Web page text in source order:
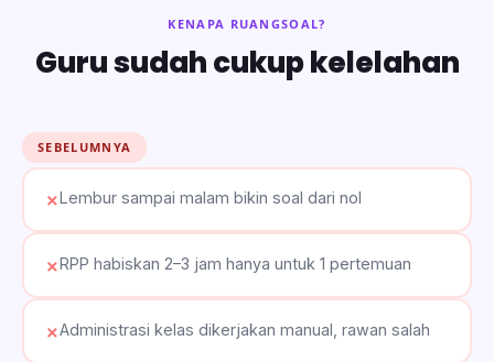
KENAPA RUANGSOAL?
Guru sudah cukup kelelahan
SEBELUMNYA
✗Lembur sampai malam bikin soal dari nol
✗RPP habiskan 2–3 jam hanya untuk 1 pertemuan
✗Administrasi kelas dikerjakan manual, rawan salah